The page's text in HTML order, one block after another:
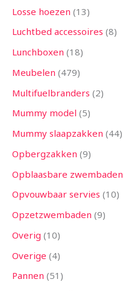
Losse hoezen 13
Luchtbed accessoires 8
Lunchboxen 18
Meubelen 479
Multifuelbranders 2
Mummy model 5
Mummy slaapzakken 44
Opbergzakken 9
Opblaasbare zwembaden
Opvouwbaar servies 10
Opzetzwembaden 9
Overig 10
Overige 4
Pannen 51